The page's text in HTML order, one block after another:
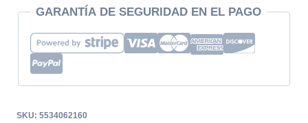
GARANTÍA DE SEGURIDAD EN EL PAGO
SKU: 5534062160